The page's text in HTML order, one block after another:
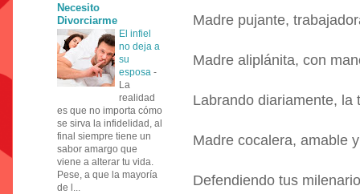
Madre pujante,
Madre aliplánita, con
Labrando diariamente, la
Madre cocalera, amable
Defendiendo tus
Necesito
Divorciarme
El infiel
no deja a
su
esposa -
La
realidad
es que no importa cómo
se sirva la infidelidad, al
final siempre tiene un
sabor amargo que
viene a alterar tu vida.
Pese, a que la mayoría
de l...